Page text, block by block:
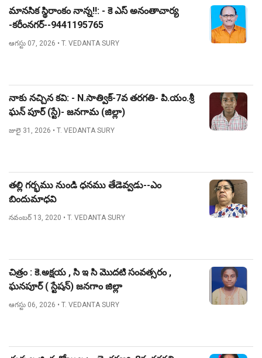
మానసిక స్థిరాంకం నాన్న!!: - కె ఎస్ అనంతాచార్య
-కరీంనగర్--9441195765
ఆగస్టు 07, 2026 • T. VEDANTA SURY
నాకు నచ్చిన కవి: - N.సాత్విక్-7వ తరగతి- పి.యం.శ్రీ
ఘన్ పూర్ (స్టే)- జనగామ (జిల్లా)
జులై 31, 2026 • T. VEDANTA SURY
తల్లి గర్భము నుండి ధనము తేడెవ్వడు--ఎం
బిందుమాధవి
నవంబర్ 13, 2020 • T. VEDANTA SURY
చిత్రం : కె.అక్షయ , సి ఇ సి మొదటి సంవత్సరం ,
ఘనపూర్ ( స్టేషన్) జనగాం జిల్లా
ఆగస్టు 06, 2026 • T. VEDANTA SURY